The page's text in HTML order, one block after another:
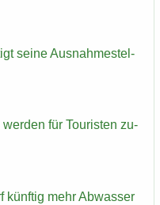
seine Aus­nah­me­stel­
für Tou­ris­ten zu­
künf­tig mehr Ab­was­ser